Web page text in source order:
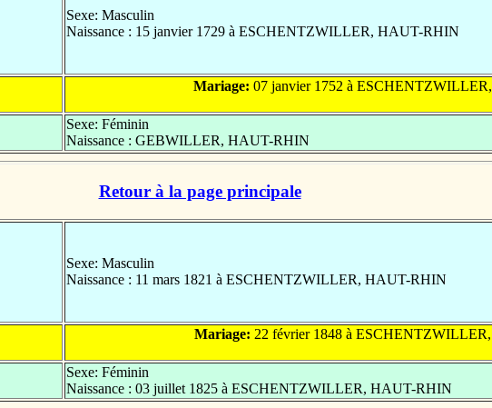
Sexe: Masculin
Naissance : 15 janvier 1729 à ESCHENTZWILLER, HAUT-RHIN
Mariage: 07 janvier 1752 à
Sexe: Féminin
Naissance : GEBWILLER, HAUT-RHIN
Retour à la page principale
Sexe: Masculin
Naissance : 11 mars 1821 à ESCHENTZWILLER, HAUT-RHIN
Mariage: 22 février 1848 à
Sexe: Féminin
Naissance : 03 juillet 1825 à ESCHENTZWILLER, HAUT-RHIN